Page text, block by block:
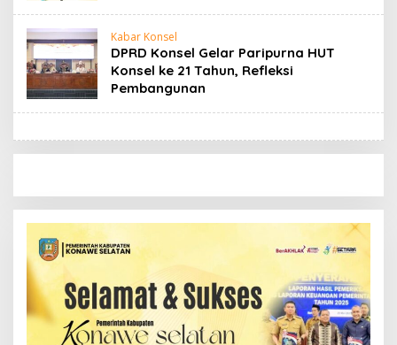
Kabar Konsel
DPRD Konsel Gelar Paripurna HUT
Konsel ke 21 Tahun, Refleksi
Pembangunan